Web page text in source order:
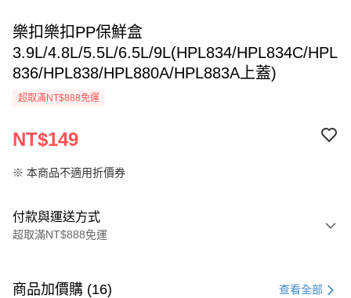
樂扣樂扣PP保鮮盒
3.9L/4.8L/5.5L/6.5L/9L(HPL834/HPL834C/HPL
836/HPL838/HPL880A/HPL883A上蓋)
超取滿NT$888免運
NT$149
※ 本商品不適用折價券
付款與運送方式
超取滿NT$888免運
信用卡一次付款
商品加價購 (16) 查看全部